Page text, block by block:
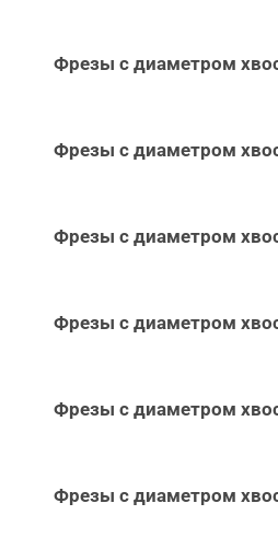
Фрезы с диаметром
Фрезы с диаметром
Фрезы с диаметром
Фрезы с диаметром
Фрезы с диаметром
Фрезы с диаметром